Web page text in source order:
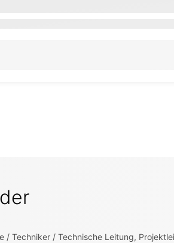
/ Techniker / Technische Leitung,